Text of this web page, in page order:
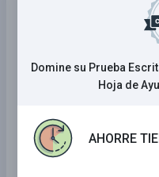
Idaho Examen Manejo
Michigan Examen
New Hampshire
New Jersey Examen
Hawaii Examen Manejo
West Virginia Examen
Domine su Prueba
Hoja de
AHORRE